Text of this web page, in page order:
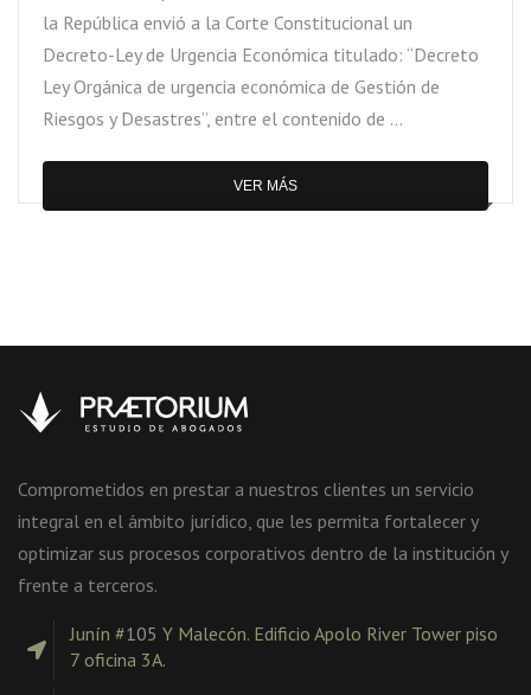
la República envió a la Corte Constitucional un
Decreto-Ley de Urgencia Económica titulado: “Decreto
Ley Orgánica de urgencia económica de Gestión de
Riesgos y Desastres”, entre el contenido de …
VER MÁS
Comprometidos en prestar a nuestros clientes un servicio
integral en el ámbito jurídico, que les permita fortalecer y
optimizar sus procesos corporativos dentro de la institución y
frente a terceros.
Junín #105 Y Malecón. Edificio Apolo River Tower piso
7 oficina 3A.